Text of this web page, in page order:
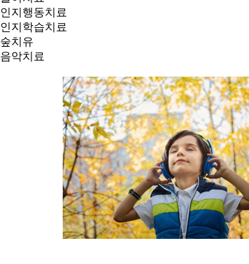
인지행동치료
인지학습치료
숲치유
음악치료